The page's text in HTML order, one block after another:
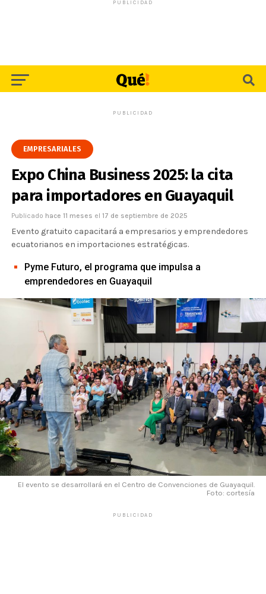
PUBLICIDAD
PUBLICIDAD
EMPRESARIALES
Expo China Business 2025: la cita
para importadores en Guayaquil
Publicado hace 11 meses el 17 de septiembre de 2025
Evento gratuito capacitará a empresarios y emprendedores
ecuatorianos en importaciones estratégicas.
Pyme Futuro, el programa que impulsa a
emprendedores en Guayaquil
El evento se desarrollará en el Centro de Convenciones de Guayaquil.
Foto: cortesía
PUBLICIDAD